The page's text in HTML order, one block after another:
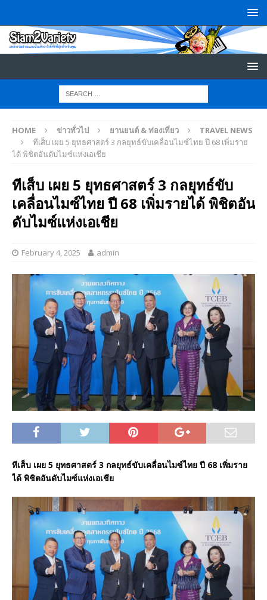
HOME ข่าวทั่วไป ยานยนต์ & ท่องเที่ยว
TRAVEL NEWS
ทีเส็บ เผย 5 ยุทธศาสตร์ 3 กลยุทธ์ขับเคลื่อนไมซ์ไทย ปี 68 เพิ่มราย
ได้ พิชิตอันดับไมซ์แห่งเอเชีย
ทีเส็บ เผย 5 ยุทธศาสตร์ 3 กลยุทธ์ขับ
เคลื่อนไมซ์ไทย ปี 68 เพิ่มรายได้ พิชิตอัน
ดับไมซ์แห่งเอเชีย
February 4, 2025 admin
ทีเส็บ เผย 5 ยุทธศาสตร์ 3 กลยุทธ์ขับเคลื่อนไมซ์ไทย ปี 68 เพิ่มราย
ได้ พิชิตอันดับไมซ์แห่งเอเชีย